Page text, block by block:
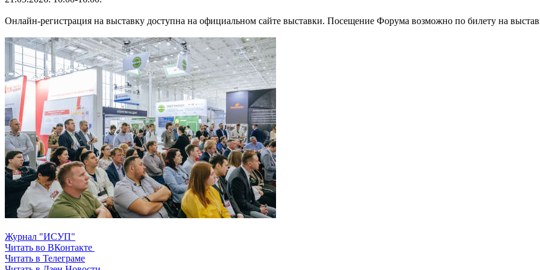
Онлайн-регистрация на выставку доступна на официальном сайте выставки. Посещение Форума возможно по билету на
Журнал "ИСУП"
Читать во ВКонтакте
Читать в Телеграме